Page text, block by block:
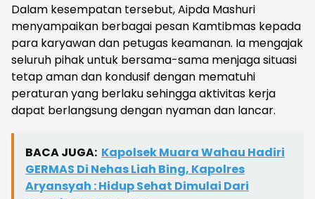
Dalam kesempatan tersebut, Aipda Mashuri
menyampaikan berbagai pesan Kamtibmas kepada
para karyawan dan petugas keamanan. Ia mengajak
seluruh pihak untuk bersama-sama menjaga situasi
tetap aman dan kondusif dengan mematuhi
peraturan yang berlaku sehingga aktivitas kerja
dapat berlangsung dengan nyaman dan lancar.
BACA JUGA: Kapolsek Muara Wahau Hadiri
GERMAS Di Nehas Liah Bing, Kapolres
Aryansyah : Hidup Sehat Dimulai Dari